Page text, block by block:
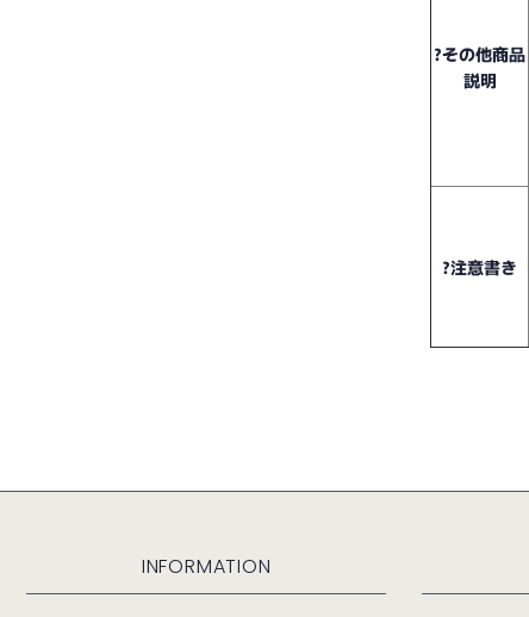
?その他商品
説明
?注意書き
INFORMATION